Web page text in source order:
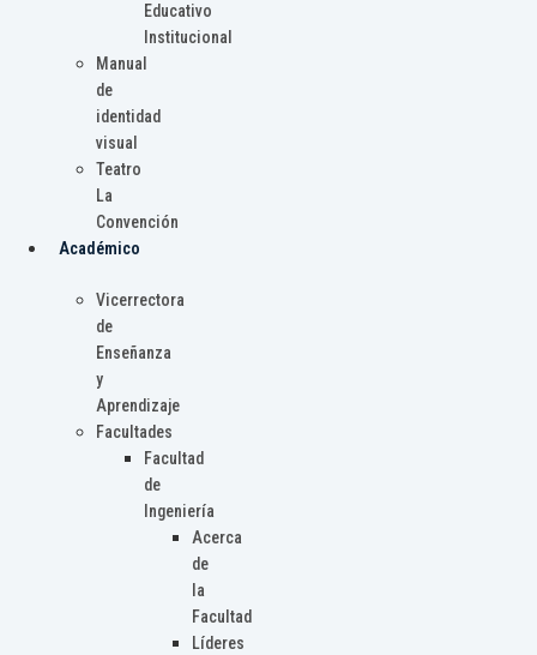
Educativo
Institucional
Manual
de
identidad
visual
Teatro
La
Convención
Académico
Vicerrectora
de
Enseñanza
y
Aprendizaje
Facultades
Facultad
de
Ingeniería
Acerca
de
la
Facultad
Líderes